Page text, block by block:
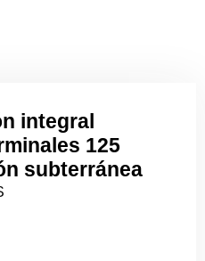
integral
125
subterránea